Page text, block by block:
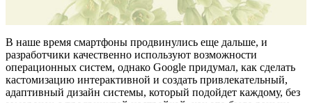
В наше время смартфоны продвинулись еще дальше, и
разработчики качественно используют возможности
операционных систем, однако Google придумал, как сделать
кастомизацию интерактивной и создать привлекательный,
адаптивный дизайн системы, который подойдет каждому, без